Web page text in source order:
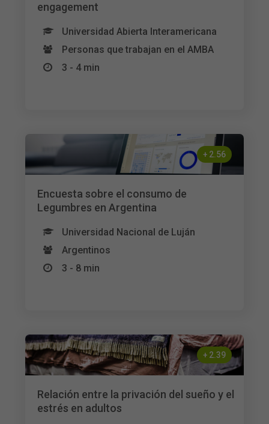
engagement
Universidad Abierta Interamericana
Personas que trabajan en el AMBA
3 - 4 min
+ 2.56
Encuesta sobre el consumo de
Legumbres en Argentina
Universidad Nacional de Luján
Argentinos
3 - 8 min
+ 2.39
Relación entre la privación del sueño y el
estrés en adultos